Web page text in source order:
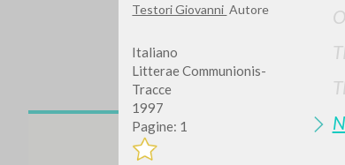
Testori Giovanni Autore
Italiano
Litterae Communionis-
Tracce
1997
Pagine: 1